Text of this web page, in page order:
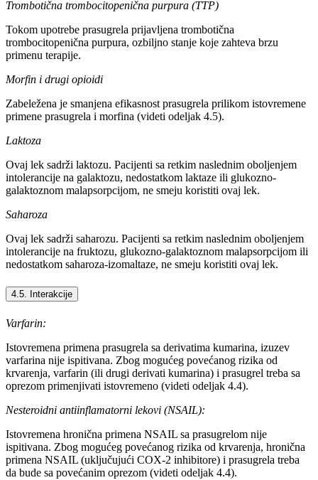
Trombotična trombocitopenična purpura (TTP)
Tokom upotrebe prasugrela prijavljena trombotična
trombocitopenična purpura, ozbiljno stanje koje zahteva brzu
primenu terapije.
Morfin i drugi opioidi
Zabeležena je smanjena efikasnost prasugrela prilikom istovremene
primene prasugrela i morfina (videti odeljak 4.5).
Laktoza
Ovaj lek sadrži laktozu. Pacijenti sa retkim naslednim oboljenjem
intolerancije na galaktozu, nedostatkom laktaze ili glukozno-
galaktoznom malapsorpcijom, ne smeju koristiti ovaj lek.
Saharoza
Ovaj lek sadrži saharozu. Pacijenti sa retkim naslednim oboljenjem
intolerancije na fruktozu, glukozno-galaktoznom malapsorpcijom ili
nedostatkom saharoza-izomaltaze, ne smeju koristiti ovaj lek.
4.5. Interakcije
Varfarin:
Istovremena primena prasugrela sa derivatima kumarina, izuzev
varfarina nije ispitivana. Zbog mogućeg povećanog rizika od
krvarenja, varfarin (ili drugi derivati kumarina) i prasugrel treba sa
oprezom primenjivati istovremeno (videti odeljak 4.4).
Nesteroidni antiinflamatorni lekovi (NSAIL):
Istovremena hronična primena NSAIL sa prasugrelom nije
ispitivana. Zbog mogućeg povećanog rizika od krvarenja, hronična
primena NSAIL (uključujući COX-2 inhibitore) i prasugrela treba
da bude sa povećanim oprezom (videti odeljak 4.4).